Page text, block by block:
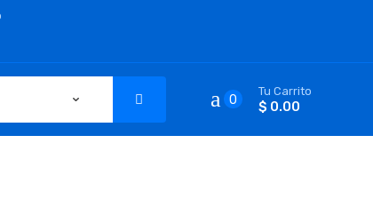
0
Tu Carrito
$ 0.00